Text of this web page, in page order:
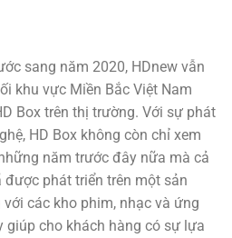
sang năm 2020, HDnew vẫn
khu vực Miền Bắc Việt Nam
Box trên thị trường. Với sự phát
HD Box không còn chỉ xem
năm trước đây nữa mà cả
phát triển trên một sản
các kho phim, nhạc và ứng
giúp cho khách hàng có sự lựa